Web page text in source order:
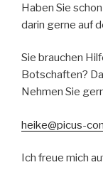
Haben Sie
darin gerne auf
Sie brauchen
Botschaften?
Nehmen Sie
heike@picus-
Ich freue mich